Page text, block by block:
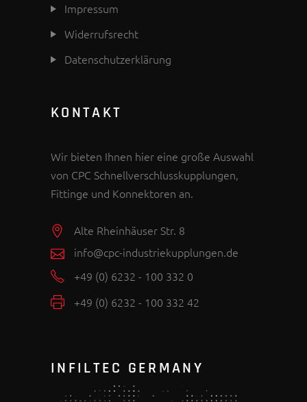
Impressum
Widerrufsrecht
Datenschutzerklärung
KONTAKT
Wir bieten Ihnen hier eine große Auswahl
von CPC Schnellverschlusskupplungen,
Fittinge und Konnektoren an.
Alte Rheinhäuser Str. 8
info@cpc-industriekupplungen.de
+49 (0) 6232 - 100 332 0
+49 (0) 6232 - 100 332 42
INFILTEC GERMANY